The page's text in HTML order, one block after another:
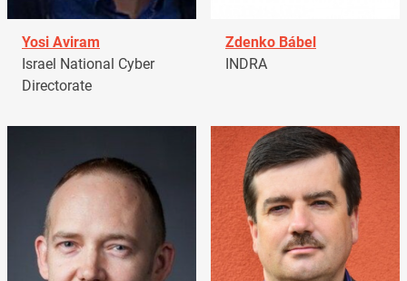
Yosi Aviram
Israel National Cyber
Directorate
Zdenko Bábel
INDRA